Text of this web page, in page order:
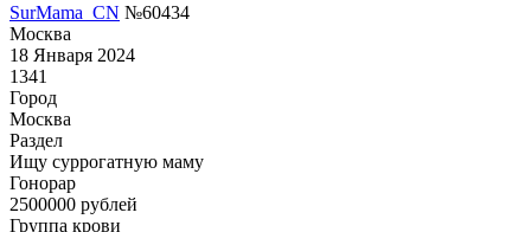
SurMama_CN №60434
Москва
18 Января 2024
1341
Город
Москва
Раздел
Ищу суррогатную маму
Гонoрар
2500000 рублей
Группа крови